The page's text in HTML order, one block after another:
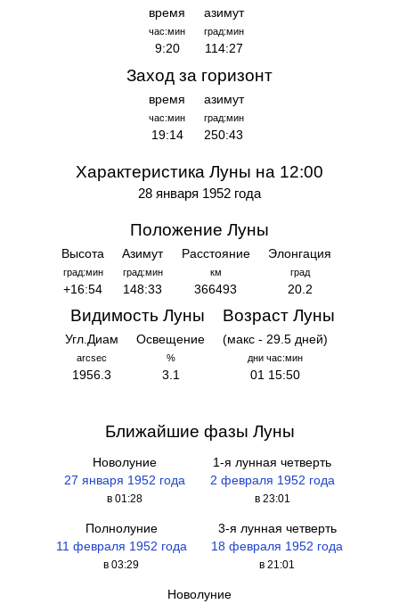
время
час:мин
9:20
азимут
град:мин
114:27
Заход за горизонт
время
час:мин
19:14
азимут
град:мин
250:43
Характеристика Луны на 12:00
28 января 1952 года
Положение Луны
Высота
град:мин
+16:54
Азимут
град:мин
148:33
Расстояние
км
366493
Элонгация
град
20.2
Видимость Луны
Угл.Диам
arcsec
1956.3
Освещение
%
3.1
Возраст Луны
(макс - 29.5 дней)
дни час:мин
01 15:50
Ближайшие фазы Луны
Новолуние
27 января 1952 года
в 01:28
1-я лунная четверть
2 февраля 1952 года
в 23:01
Полнолуние
11 февраля 1952 года
в 03:29
3-я лунная четверть
18 февраля 1952 года
в 21:01
Новолуние